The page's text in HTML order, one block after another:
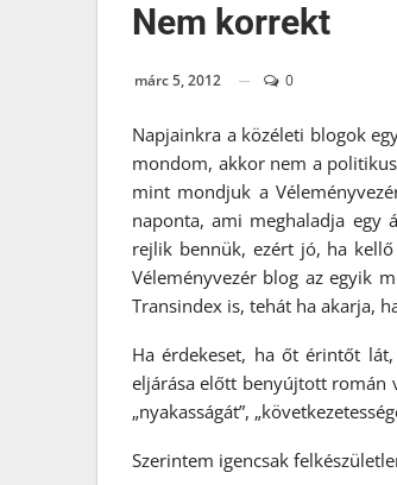
Nem korrekt
márc 5, 2012 0
Napjainkra a közéleti blogok
mondom, akkor nem a
mint mondjuk a
naponta, ami meghaladja egy
rejlik bennük, ezért jó, ha
Véleményvezér blog az egyik
Transindex is, tehát ha akarja,
Ha érdekeset, ha őt érintőt
eljárása előtt benyújtott román
„nyakasságát”,
Szerintem igencsak